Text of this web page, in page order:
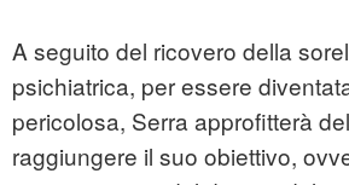
A seguito del ricovero della
psichiatrica, per essere
pericolosa, Serra approfitterà
raggiungere il suo obiettivo,